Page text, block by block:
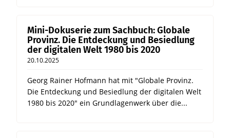
Mini-Dokuserie zum Sachbuch: Globale
Provinz. Die Entdeckung und Besiedlung
der digitalen Welt 1980 bis 2020
20.10.2025
Georg Rainer Hofmann hat mit "Globale Provinz.
Die Entdeckung und Besiedlung der digitalen Welt
1980 bis 2020" ein Grundlagenwerk über die...